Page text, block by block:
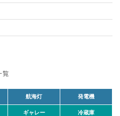
航海灯 発電機
ギャレー 冷蔵庫